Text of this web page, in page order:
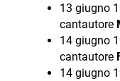
13 giugno
cantautore
14 giugno
cantautore
14 giugno